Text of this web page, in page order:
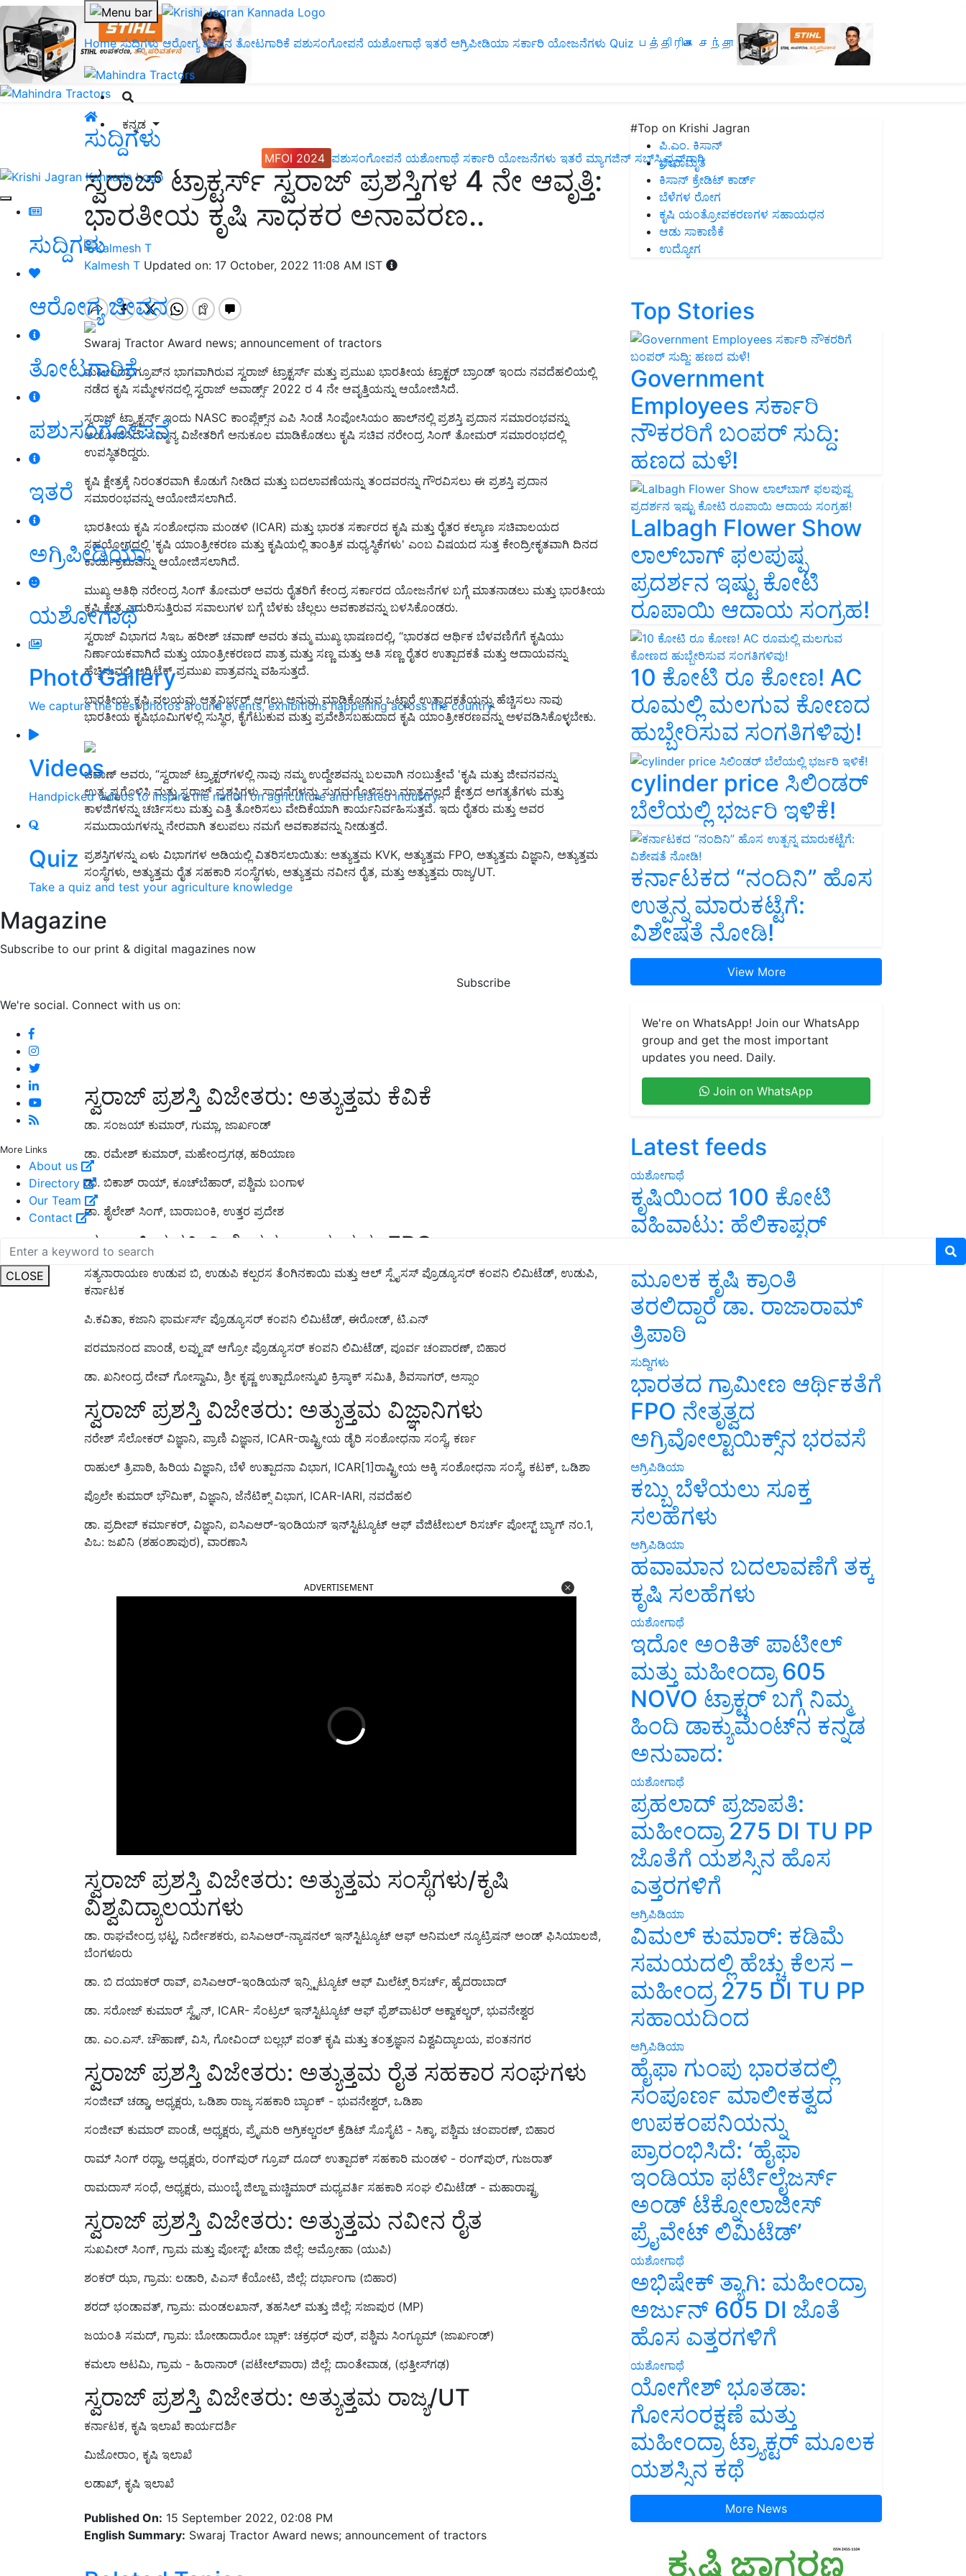
Home ಸುದ್ದಿಗಳು ಆರೋಗ್ಯ ಜೀವನ ತೋಟಗಾರಿಕೆ ಪಶುಸಂಗೋಪನೆ ಯಶೋಗಾಥೆ ಇತರೆ ಅಗ್ರಿಪೀಡಿಯಾ ಸರ್ಕಾರಿ ಯೋಜನೆಗಳು Quiz பத்திரிகை சந்தா
ಕನ್ನಡ
MFOI 2024 ಪಶುಸಂಗೋಪನೆ ಯಶೋಗಾಥೆ ಸರ್ಕಾರಿ ಯೋಜನೆಗಳು ಇತರೆ ಮ್ಯಾಗಜಿನ್‌ ಸಬ್‌ಸ್ಕ್ರಿಪ್ಷನ್‌ಗಾಗಿ
ಸುದ್ದಿಗಳು
ಆರೋಗ್ಯ ಜೀವನ
ತೋಟಗಾರಿಕೆ
ಪಶುಸಂಗೋಪನೆ
ಇತರೆ
ಅಗ್ರಿಪೀಡಿಯಾ
ಯಶೋಗಾಥೆ
Photo Gallery
We capture the best photos around events, exhibitions happening across the country
Videos
Handpicked videos to inspire the nation on agriculture and related industry
Quiz
Take a quiz and test your agriculture knowledge
Magazine
Subscribe to our print & digital magazines now
Subscribe
We're social. Connect with us on:
More Links
About us
Directory
Our Team
Contact
CLOSE
ಸುದ್ದಿಗಳು
ಸ್ವರಾಜ್ ಟ್ರಾಕ್ಟರ್ಸ್ ಸ್ವರಾಜ್ ಪ್ರಶಸ್ತಿಗಳ 4 ನೇ ಆವೃತ್ತಿ:
ಭಾರತೀಯ ಕೃಷಿ ಸಾಧಕರ ಅನಾವರಣ..
Kalmesh T Updated on: 17 October, 2022 11:08 AM IST
Swaraj Tractor Award news; announcement of tractors
ಮಹೀಂದ್ರಾ ಗ್ರೂಪ್‌ನ ಭಾಗವಾಗಿರುವ ಸ್ವರಾಜ್ ಟ್ರಾಕ್ಟರ್ಸ್ ಮತ್ತು ಪ್ರಮುಖ ಭಾರತೀಯ ಟ್ರಾಕ್ಟರ್ ಬ್ರಾಂಡ್ ಇಂದು ನವದೆಹಲಿಯಲ್ಲಿ
ನಡೆದ ಕೃಷಿ ಸಮ್ಮೇಳನದಲ್ಲಿ ಸ್ವರಾಜ್ ಅವಾರ್ಡ್ಸ್ 2022 ರ 4 ನೇ ಆವೃತ್ತಿಯನ್ನು ಆಯೋಜಿಸಿದೆ.
ಸ್ವರಾಜ್ ಟ್ರ್ಯಾಕ್ಟರ್ಸ್ ಇಂದು NASC ಕಾಂಪ್ಲೆಕ್ಸ್‌ನ ಎಪಿ ಸಿಂಡೆ ಸಿಂಪೋಸಿಯಂ ಹಾಲ್‌ನಲ್ಲಿ ಪ್ರಶಸ್ತಿ ಪ್ರದಾನ ಸಮಾರಂಭವನ್ನು
ಆಯೋಜಿಸಿದೆ. ಸನ್ಮಾನ್ಯ ವಿಜೇತರಿಗೆ ಅನುಕೂಲ ಮಾಡಿಕೊಡಲು ಕೃಷಿ ಸಚಿವ ನರೇಂದ್ರ ಸಿಂಗ್ ತೋಮರ್ ಸಮಾರಂಭದಲ್ಲಿ
ಉಪಸ್ಥಿತರಿದ್ದರು.
ಕೃಷಿ ಕ್ಷೇತ್ರಕ್ಕೆ ನಿರಂತರವಾಗಿ ಕೊಡುಗೆ ನೀಡಿದ ಮತ್ತು ಬದಲಾವಣೆಯನ್ನು ತಂದವರನ್ನು ಗೌರವಿಸಲು ಈ ಪ್ರಶಸ್ತಿ ಪ್ರದಾನ
ಸಮಾರಂಭವನ್ನು ಆಯೋಜಿಸಲಾಗಿದೆ.
ಭಾರತೀಯ ಕೃಷಿ ಸಂಶೋಧನಾ ಮಂಡಳಿ (ICAR) ಮತ್ತು ಭಾರತ ಸರ್ಕಾರದ ಕೃಷಿ ಮತ್ತು ರೈತರ ಕಲ್ಯಾಣ ಸಚಿವಾಲಯದ
ಸಹಯೋಗದಲ್ಲಿ 'ಕೃಷಿ ಯಾಂತ್ರೀಕರಣ ಮತ್ತು ಕೃಷಿಯಲ್ಲಿ ತಾಂತ್ರಿಕ ಮಧ್ಯಸ್ಥಿಕೆಗಳು' ಎಂಬ ವಿಷಯದ ಸುತ್ತ ಕೇಂದ್ರೀಕೃತವಾಗಿ ದಿನದ
ಕಾರ್ಯಕ್ರಮವನ್ನು ಆಯೋಜಿಸಲಾಗಿದೆ.
ಮುಖ್ಯ ಅತಿಥಿ ನರೇಂದ್ರ ಸಿಂಗ್ ತೋಮರ್ ಅವರು ರೈತರಿಗೆ ಕೇಂದ್ರ ಸರ್ಕಾರದ ಯೋಜನೆಗಳ ಬಗ್ಗೆ ಮಾತನಾಡಲು ಮತ್ತು ಭಾರತೀಯ
ಕೃಷಿ ಕ್ಷೇತ್ರ ಎದುರಿಸುತ್ತಿರುವ ಸವಾಲುಗಳ ಬಗ್ಗೆ ಬೆಳಕು ಚೆಲ್ಲಲು ಅವಕಾಶವನ್ನು ಬಳಸಿಕೊಂಡರು.
ಸ್ವರಾಜ್ ವಿಭಾಗದ ಸಿಇಒ ಹರೀಶ್ ಚವಾಣ್ ಅವರು ತಮ್ಮ ಮುಖ್ಯ ಭಾಷಣದಲ್ಲಿ, “ಭಾರತದ ಆರ್ಥಿಕ ಬೆಳವಣಿಗೆಗೆ ಕೃಷಿಯು
ನಿರ್ಣಾಯಕವಾಗಿದೆ ಮತ್ತು ಯಾಂತ್ರೀಕರಣದ ಪಾತ್ರ ಮತ್ತು ಸಣ್ಣ ಮತ್ತು ಅತಿ ಸಣ್ಣ ರೈತರ ಉತ್ಪಾದಕತೆ ಮತ್ತು ಆದಾಯವನ್ನು
ಹೆಚ್ಚಿಸುವಲ್ಲಿ ಅಗ್ರಿಟೆಕ್ ಪ್ರಮುಖ ಪಾತ್ರವನ್ನು ವಹಿಸುತ್ತದೆ.
ಭಾರತೀಯ ಕೃಷಿ ವಲಯವು ಆತ್ಮನಿರ್ಭರ್ ಆಗಲು ಅನುವು ಮಾಡಿಕೊಡುವ ಒಟ್ಟಾರೆ ಉತ್ಪಾದಕತೆಯನ್ನು ಹೆಚ್ಚಿಸಲು ನಾವು
ಭಾರತೀಯ ಕೃಷಿಭೂಮಿಗಳಲ್ಲಿ ಸುಸ್ಥಿರ, ಕೈಗೆಟುಕುವ ಮತ್ತು ಪ್ರವೇಶಿಸಬಹುದಾದ ಕೃಷಿ ಯಾಂತ್ರೀಕರಣವನ್ನು ಅಳವಡಿಸಿಕೊಳ್ಳಬೇಕು.
ಚವಾಣ್ ಅವರು, “ಸ್ವರಾಜ್ ಟ್ರ್ಯಾಕ್ಟರ್‌ಗಳಲ್ಲಿ ನಾವು ನಮ್ಮ ಉದ್ದೇಶವನ್ನು ಬಲವಾಗಿ ನಂಬುತ್ತೇವೆ 'ಕೃಷಿ ಮತ್ತು ಜೀವನವನ್ನು
ಉತ್ಕೃಷ್ಟಗೊಳಿಸಿ ಮತ್ತು ಸ್ವರಾಜ್ ಪ್ರಶಸ್ತಿಗಳು ಸಾಧನೆಗಳನ್ನು ಸುಗಮಗೊಳಿಸಲು ಮಾತ್ರವಲ್ಲದೆ ಕ್ಷೇತ್ರದ ಅಗತ್ಯತೆಗಳು ಮತ್ತು
ಕಾಳಜಿಗಳನ್ನು ಚರ್ಚಿಸಲು ಮತ್ತು ಎತ್ತಿ ತೋರಿಸಲು ವೇದಿಕೆಯಾಗಿ ಕಾರ್ಯನಿರ್ವಹಿಸುತ್ತವೆ. ಇದು ರೈತರು ಮತ್ತು ಅವರ
ಸಮುದಾಯಗಳನ್ನು ನೇರವಾಗಿ ತಲುಪಲು ನಮಗೆ ಅವಕಾಶವನ್ನು ನೀಡುತ್ತದೆ.
ಪ್ರಶಸ್ತಿಗಳನ್ನು ಏಳು ವಿಭಾಗಗಳ ಅಡಿಯಲ್ಲಿ ವಿತರಿಸಲಾಯಿತು: ಅತ್ಯುತ್ತಮ KVK, ಅತ್ಯುತ್ತಮ FPO, ಅತ್ಯುತ್ತಮ ವಿಜ್ಞಾನಿ, ಅತ್ಯುತ್ತಮ
ಸಂಸ್ಥೆಗಳು, ಅತ್ಯುತ್ತಮ ರೈತ ಸಹಕಾರಿ ಸಂಸ್ಥೆಗಳು, ಅತ್ಯುತ್ತಮ ನವೀನ ರೈತ, ಮತ್ತು ಅತ್ಯುತ್ತಮ ರಾಜ್ಯ/UT.
ಸ್ವರಾಜ್ ಪ್ರಶಸ್ತಿ ವಿಜೇತರು: ಅತ್ಯುತ್ತಮ ಕೆವಿಕೆ
ಡಾ. ಸಂಜಯ್ ಕುಮಾರ್, ಗುಮ್ಲಾ, ಜಾರ್ಖಂಡ್
ಡಾ. ರಮೇಶ್ ಕುಮಾರ್, ಮಹೇಂದ್ರಗಢ, ಹರಿಯಾಣ
ಡಾ. ಬಿಕಾಶ್ ರಾಯ್, ಕೂಚ್‌ಬೆಹಾರ್, ಪಶ್ಚಿಮ ಬಂಗಾಳ
ಡಾ. ಶೈಲೇಶ್ ಸಿಂಗ್, ಬಾರಾಬಂಕಿ, ಉತ್ತರ ಪ್ರದೇಶ
ಸ್ವರಾಜ್ ಪ್ರಶಸ್ತಿ ವಿಜೇತರು: ಅತ್ಯುತ್ತಮ FPO
ಸತ್ಯನಾರಾಯಣ ಉಡುಪ ಬಿ, ಉಡುಪಿ ಕಲ್ಪರಸ ತೆಂಗಿನಕಾಯಿ ಮತ್ತು ಆಲ್ ಸ್ಪೈಸಸ್ ಪ್ರೊಡ್ಯೂಸರ್ ಕಂಪನಿ ಲಿಮಿಟೆಡ್, ಉಡುಪಿ,
ಕರ್ನಾಟಕ
ಪಿ.ಕವಿತಾ, ಕಜಾನಿ ಫಾರ್ಮರ್ಸ್ ಪ್ರೊಡ್ಯೂಸರ್ ಕಂಪನಿ ಲಿಮಿಟೆಡ್, ಈರೋಡ್, ಟಿ.ಎನ್
ಪರಮಾನಂದ ಪಾಂಡೆ, ಲವ್ಖುಷ್ ಆಗ್ರೋ ಪ್ರೊಡ್ಯೂಸರ್ ಕಂಪನಿ ಲಿಮಿಟೆಡ್, ಪೂರ್ವ ಚಂಪಾರಣ್, ಬಿಹಾರ
ಡಾ. ಖನೀಂದ್ರ ದೇವ್ ಗೋಸ್ವಾಮಿ, ಶ್ರೀ ಕೃಷ್ಣ ಉತ್ಪಾದೋನ್ಮುಖಿ ಕ್ರಿಸ್ಕಾಕ್ ಸಮಿತಿ, ಶಿವಸಾಗರ್, ಅಸ್ಸಾಂ
ಸ್ವರಾಜ್ ಪ್ರಶಸ್ತಿ ವಿಜೇತರು: ಅತ್ಯುತ್ತಮ ವಿಜ್ಞಾನಿಗಳು
ನರೇಶ್ ಸೆಲೋಕರ್ ವಿಜ್ಞಾನಿ, ಪ್ರಾಣಿ ವಿಜ್ಞಾನ, ICAR-ರಾಷ್ಟ್ರೀಯ ಡೈರಿ ಸಂಶೋಧನಾ ಸಂಸ್ಥೆ, ಕರ್ಣ
ರಾಹುಲ್ ತ್ರಿಪಾಠಿ, ಹಿರಿಯ ವಿಜ್ಞಾನಿ, ಬೆಳೆ ಉತ್ಪಾದನಾ ವಿಭಾಗ, ICAR[1]ರಾಷ್ಟ್ರೀಯ ಅಕ್ಕಿ ಸಂಶೋಧನಾ ಸಂಸ್ಥೆ, ಕಟಕ್, ಒಡಿಶಾ
ಪ್ರೊಲೇ ಕುಮಾರ್ ಭೌಮಿಕ್, ವಿಜ್ಞಾನಿ, ಜೆನೆಟಿಕ್ಸ್ ವಿಭಾಗ, ICAR-IARI, ನವದೆಹಲಿ
ಡಾ. ಪ್ರದೀಪ್ ಕರ್ಮಾಕರ್, ವಿಜ್ಞಾನಿ, ಐಸಿಎಆರ್-ಇಂಡಿಯನ್ ಇನ್‌ಸ್ಟಿಟ್ಯೂಟ್ ಆಫ್ ವೆಜಿಟೇಬಲ್ ರಿಸರ್ಚ್ ಪೋಸ್ಟ್ ಬ್ಯಾಗ್ ನಂ.1,
ಪಿಒ: ಜಖಿನಿ (ಶಹಂಶಾಪುರ), ವಾರಣಾಸಿ
ಸ್ವರಾಜ್ ಪ್ರಶಸ್ತಿ ವಿಜೇತರು: ಅತ್ಯುತ್ತಮ ಸಂಸ್ಥೆಗಳು/ಕೃಷಿ
ವಿಶ್ವವಿದ್ಯಾಲಯಗಳು
ಡಾ. ರಾಘವೇಂದ್ರ ಭಟ್ಟ, ನಿರ್ದೇಶಕರು, ಐಸಿಎಆರ್-ನ್ಯಾಷನಲ್ ಇನ್‌ಸ್ಟಿಟ್ಯೂಟ್ ಆಫ್ ಅನಿಮಲ್ ನ್ಯೂಟ್ರಿಷನ್ ಅಂಡ್ ಫಿಸಿಯಾಲಜಿ,
ಬೆಂಗಳೂರು
ಡಾ. ಸರೋಜ್ ಕುಮಾರ್ ಸ್ವೈನ್, ICAR- ಸೆಂಟ್ರಲ್ ಇನ್‌ಸ್ಟಿಟ್ಯೂಟ್ ಆಫ್ ಫ್ರೆಶ್‌ವಾಟರ್ ಅಕ್ವಾಕಲ್ಚರ್, ಭುವನೇಶ್ವರ
ಡಾ. ಎಂ.ಎಸ್. ಚೌಹಾಣ್, ವಿಸಿ, ಗೋವಿಂದ್ ಬಲ್ಲಭ್ ಪಂತ್ ಕೃಷಿ ಮತ್ತು ತಂತ್ರಜ್ಞಾನ ವಿಶ್ವವಿದ್ಯಾಲಯ, ಪಂತನಗರ
ಸ್ವರಾಜ್ ಪ್ರಶಸ್ತಿ ವಿಜೇತರು: ಅತ್ಯುತ್ತಮ ರೈತ ಸಹಕಾರ ಸಂಘಗಳು
ಸಂಜೀವ್ ಚಡ್ಡಾ, ಅಧ್ಯಕ್ಷರು, ಒಡಿಶಾ ರಾಜ್ಯ ಸಹಕಾರಿ ಬ್ಯಾಂಕ್ - ಭುವನೇಶ್ವರ್, ಒಡಿಶಾ
ಸಂಜೀವ್ ಕುಮಾರ್ ಪಾಂಡೆ, ಅಧ್ಯಕ್ಷರು, ಪ್ರೈಮರಿ ಅಗ್ರಿಕಲ್ಚರಲ್ ಕ್ರೆಡಿಟ್ ಸೊಸೈಟಿ - ಸಿಕ್ಕಾ, ಪಶ್ಚಿಮ ಚಂಪಾರಣ್, ಬಿಹಾರ
ರಾಮ್ ಸಿಂಗ್ ರಥ್ವಾ, ಅಧ್ಯಕ್ಷರು, ರಂಗ್‌ಪುರ್ ಗ್ರೂಪ್ ದೂದ್ ಉತ್ಪಾದಕ್ ಸಹಕಾರಿ ಮಂಡಳಿ - ರಂಗ್‌ಪುರ್, ಗುಜರಾತ್
ರಾಮದಾಸ್ ಸಂಧೆ, ಅಧ್ಯಕ್ಷರು, ಮುಂಬೈ ಜಿಲ್ಹಾ ಮಚ್ಚಿಮಾರ್ ಮಧ್ಯವರ್ತಿ ಸಹಕಾರಿ ಸಂಘ ಲಿಮಿಟೆಡ್ - ಮಹಾರಾಷ್ಟ್ರ
ಸ್ವರಾಜ್ ಪ್ರಶಸ್ತಿ ವಿಜೇತರು: ಅತ್ಯುತ್ತಮ ನವೀನ ರೈತ
ಸುಖವೀರ್ ಸಿಂಗ್, ಗ್ರಾಮ ಮತ್ತು ಪೋಸ್ಟ್: ಖೇಡಾ ಜಿಲ್ಲೆ: ಅಮ್ರೋಹಾ (ಯುಪಿ)
ಶಂಕರ್ ಝಾ, ಗ್ರಾಮ: ಲಡಾರಿ, ಪಿಎಸ್ ಕೆಯೋಟಿ, ಜಿಲ್ಲೆ: ದರ್ಭಾಂಗಾ (ಬಿಹಾರ)
ಶರದ್ ಭಂಡಾವತ್, ಗ್ರಾಮ: ಮಂಡಲಖಾನ್, ತಹಸಿಲ್ ಮತ್ತು ಜಿಲ್ಲೆ: ಸಜಾಪುರ (MP)
ಜಯಂತಿ ಸಮದ್, ಗ್ರಾಮ: ಬೋಡಾದಾರೋ ಬ್ಲಾಕ್: ಚಕ್ರಧರ್ ಪುರ್, ಪಶ್ಚಿಮ ಸಿಂಗ್ಭೂಮ್ (ಜಾರ್ಖಂಡ್)
ಕಮಲಾ ಅಟಮಿ, ಗ್ರಾಮ - ಹಿರಾನಾರ್ (ಪಟೇಲ್‌ಪಾರಾ) ಜಿಲ್ಲೆ: ದಾಂತೇವಾಡ, (ಛತ್ತೀಸ್‌ಗಢ)
ಸ್ವರಾಜ್ ಪ್ರಶಸ್ತಿ ವಿಜೇತರು: ಅತ್ಯುತ್ತಮ ರಾಜ್ಯ/UT
ಕರ್ನಾಟಕ, ಕೃಷಿ ಇಲಾಖೆ ಕಾರ್ಯದರ್ಶಿ
ಮಿಜೋರಾಂ, ಕೃಷಿ ಇಲಾಖೆ
ಲಡಾಖ್, ಕೃಷಿ ಇಲಾಖೆ
English Summary:Swaraj Tractor Award news; announcement of tractors
Related Topics
#Top on Krishi Jagran
ಪಿ.ಎಂ. ಕಿಸಾನ್
ಜೀವಾಮೃತ
ಕಿಸಾನ್ ಕ್ರೇಡಿಟ್ ಕಾರ್ಡ್
ಬೆಳೆಗಳ ರೋಗ
ಕೃಷಿ ಯಂತ್ರೋಪಕರಣಗಳ ಸಹಾಯಧನ
ಆಡು ಸಾಕಾಣಿಕೆ
ಉದ್ಯೋಗ
Top Stories
Government
Employees ಸರ್ಕಾರಿ
ನೌಕರರಿಗೆ ಬಂಪರ್‌ ಸುದ್ದಿ:
ಹಣದ ಮಳೆ!
Lalbagh Flower Show
ಲಾಲ್‌ಬಾಗ್ ಫಲಪುಷ್ಪ
ಪ್ರದರ್ಶನ ಇಷ್ಟು ಕೋಟಿ
ರೂಪಾಯಿ ಆದಾಯ ಸಂಗ್ರಹ!
10 ಕೋಟಿ ರೂ ಕೋಣ! AC
ರೂಮಲ್ಲಿ ಮಲಗುವ ಕೋಣದ
ಹುಬ್ಬೇರಿಸುವ ಸಂಗತಿಗಳಿವು!
cylinder price ಸಿಲಿಂಡರ್‌
ಬೆಲೆಯಲ್ಲಿ ಭರ್ಜರಿ ಇಳಿಕೆ!
ಕರ್ನಾಟಕದ “ನಂದಿನಿ” ಹೊಸ
ಉತ್ಪನ್ನ ಮಾರುಕಟ್ಟೆಗೆ:
ವಿಶೇಷತೆ ನೋಡಿ!
View More
We're on WhatsApp! Join our WhatsApp
group and get the most important
updates you need. Daily.
Join on WhatsApp
Latest feeds
ಯಶೋಗಾಥೆ
ಕೃಷಿಯಿಂದ 100 ಕೋಟಿ
ವಹಿವಾಟು: ಹೆಲಿಕಾಪ್ಟರ್
ಮೂಲಕ ಕೃಷಿ ಕ್ರಾಂತಿ
ತರಲಿದ್ದಾರೆ ಡಾ. ರಾಜಾರಾಮ್
ತ್ರಿಪಾಠಿ
ಸುದ್ದಿಗಳು
ಭಾರತದ ಗ್ರಾಮೀಣ ಆರ್ಥಿಕತೆಗೆ
FPO ನೇತೃತ್ವದ
ಅಗ್ರಿವೋಲ್ಟಾಯಿಕ್ಸ್‌ನ ಭರವಸೆ
ಅಗ್ರಿಪಿಡಿಯಾ
ಕಬ್ಬು ಬೆಳೆಯಲು ಸೂಕ್ತ
ಸಲಹೆಗಳು
ಅಗ್ರಿಪಿಡಿಯಾ
ಹವಾಮಾನ ಬದಲಾವಣೆಗೆ ತಕ್ಕ
ಕೃಷಿ ಸಲಹೆಗಳು
ಯಶೋಗಾಥೆ
ಇದೋ ಅಂಕಿತ್ ಪಾಟೀಲ್
ಮತ್ತು ಮಹೀಂದ್ರಾ 605
NOVO ಟ್ರಾಕ್ಟರ್ ಬಗ್ಗೆ ನಿಮ್ಮ
ಹಿಂದಿ ಡಾಕ್ಯುಮೆಂಟ್‌ನ ಕನ್ನಡ
ಅನುವಾದ:
ಯಶೋಗಾಥೆ
ಪ್ರಹಲಾದ್ ಪ್ರಜಾಪತಿ:
ಮಹೀಂದ್ರಾ 275 DI TU PP
ಜೊತೆಗೆ ಯಶಸ್ಸಿನ ಹೊಸ
ಎತ್ತರಗಳಿಗೆ
ಅಗ್ರಿಪಿಡಿಯಾ
ವಿಮಲ್ ಕುಮಾರ್: ಕಡಿಮೆ
ಸಮಯದಲ್ಲಿ ಹೆಚ್ಚು ಕೆಲಸ –
ಮಹೀಂದ್ರ 275 DI TU PP
ಸಹಾಯದಿಂದ
ಅಗ್ರಿಪಿಡಿಯಾ
ಹೈಫಾ ಗುಂಪು ಭಾರತದಲ್ಲಿ
ಸಂಪೂರ್ಣ ಮಾಲೀಕತ್ವದ
ಉಪಕಂಪನಿಯನ್ನು
ಪ್ರಾರಂಭಿಸಿದೆ: ‘ಹೈಫಾ
ಇಂಡಿಯಾ ಫರ್ಟಿಲೈಜರ್ಸ್
ಅಂಡ್ ಟೆಕ್ನೋಲಾಜೀಸ್
ಪ್ರೈವೇಟ್ ಲಿಮಿಟೆಡ್’
ಯಶೋಗಾಥೆ
ಅಭಿಷೇಕ್ ತ್ಯಾಗಿ: ಮಹೀಂದ್ರಾ
ಅರ್ಜುನ್ 605 DI ಜೊತೆ
ಹೊಸ ಎತ್ತರಗಳಿಗೆ
ಯಶೋಗಾಥೆ
ಯೋಗೇಶ್ ಭೂತಡಾ:
ಗೋಸಂರಕ್ಷಣೆ ಮತ್ತು
ಮಹೀಂದ್ರಾ ಟ್ರ್ಯಾಕ್ಟರ್ ಮೂಲಕ
ಯಶಸ್ಸಿನ ಕಥೆ
More News